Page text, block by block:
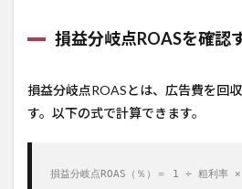
損益分岐点ROASを確認
損益分岐点ROASとは、広告費を回
す。以下の式で計算できます。
損益分岐点ROAS（％）＝ 1 ÷ 粗利率